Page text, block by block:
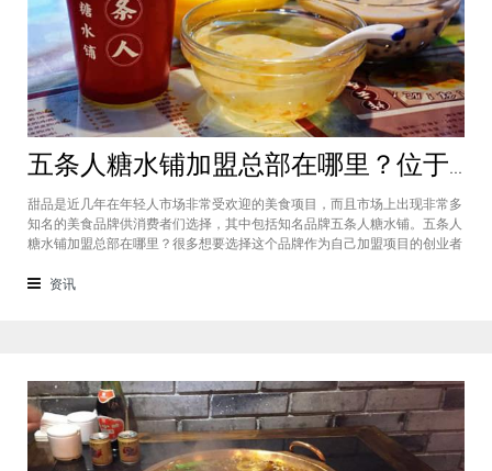
五条人糖水铺加盟总部在哪里？位于福建厦门欢迎大家前来考察
甜品是近几年在年轻人市场非常受欢迎的美食项目，而且市场上出现非常多
知名的美食品牌供消费者们选择，其中包括知名品牌五条人糖水铺。五条人
糖水铺加盟总部在哪里？很多想要选择这个品牌作为自己加盟项目的创业者
门进行考察，带大家了解五条人糖水铺加盟情况，欢迎大家前来考察。五条
资讯